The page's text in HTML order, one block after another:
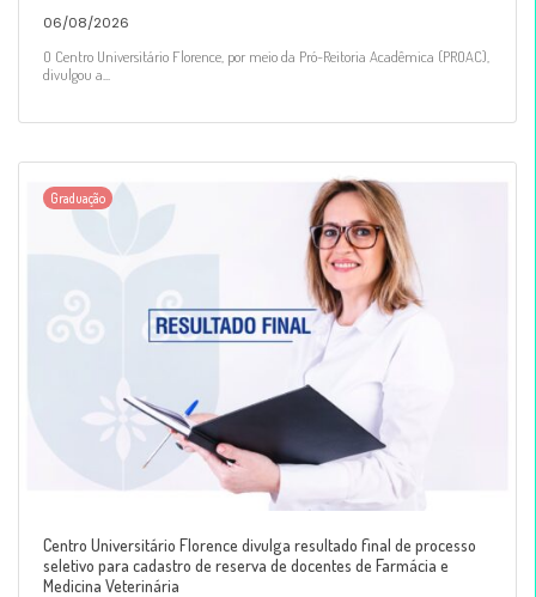
06/08/2026
O Centro Universitário Florence, por meio da Pró-Reitoria Acadêmica (PROAC),
divulgou a...
Graduação
Centro Universitário Florence divulga resultado final de processo
seletivo para cadastro de reserva de docentes de Farmácia e
Medicina Veterinária